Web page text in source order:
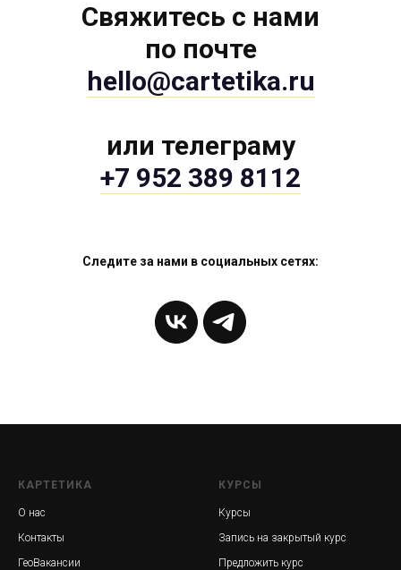
Свяжитесь с нами
по почте
hello@cartetika.ru
или телеграму
+7 952 389 8112
Следите за нами в социальных сетях:
КАРТЕТИКА
О нас
Контакты
ГеоВакансии
КУРСЫ
Курсы
Запись на закрытый курс
Предложить курс